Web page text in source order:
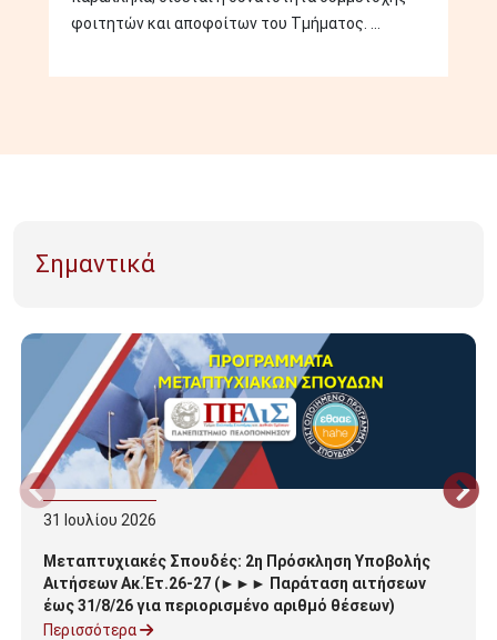
φοιτητών και αποφοίτων του Τμήματος. ...
Σημαντικά
31 Ιουλίου 2026
Μεταπτυχιακές Σπουδές: 2η Πρόσκληση Υποβολής
Αιτήσεων Ακ.Έτ.26-27 (►►► Παράταση αιτήσεων
έως 31/8/26 για περιορισμένο αριθμό θέσεων)
Περισσότερα